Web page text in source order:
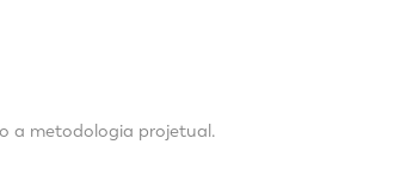
a metodologia projetual.